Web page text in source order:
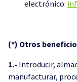
electrónico:
(*) Otros
1.- Introducir,
manufacturar,